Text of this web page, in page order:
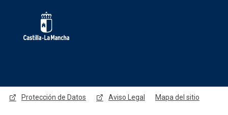
Protección de Datos Aviso Legal Mapa del sitio